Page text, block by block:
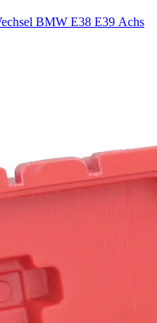
BMW E38 E39 Achs